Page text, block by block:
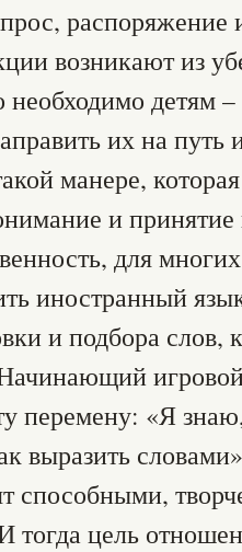
возникают из
необходимо детям
их на
манере,
и принятие
для
иностранный
и подбора
перемену: «Я
выразить
способными,
тогда цель